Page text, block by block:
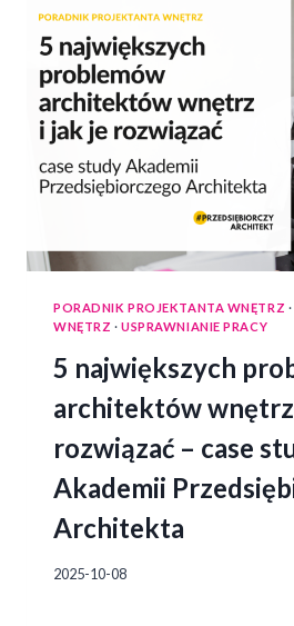
PORADNIK PROJEKTANTA WNĘTRZ ·
WNĘTRZ ·USPRAWNIANIE PRACY
5 największych
architektów wnętrz
rozwiązać – case
Akademii
Architekta
2025-10-08